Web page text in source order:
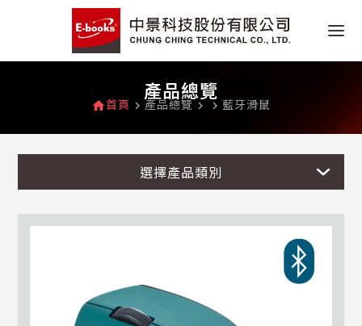
產品總覽
home首頁 navigate_next 產品總覽 navigate_next navigate_next 藍牙滑鼠
選擇產品類別